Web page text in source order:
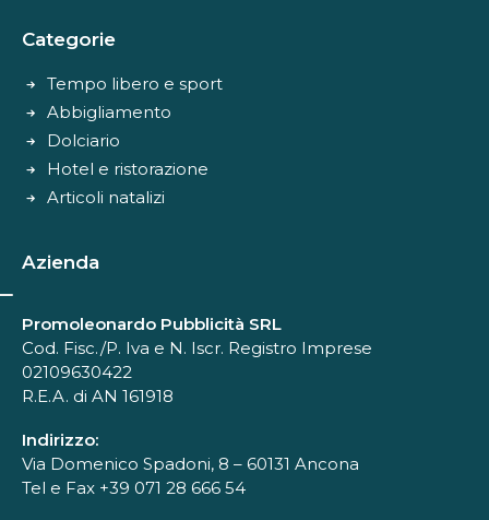
Categorie
Tempo libero e sport
Abbigliamento
Dolciario
Hotel e ristorazione
Articoli natalizi
Azienda
Promoleonardo Pubblicità SRL
Cod. Fisc./P. Iva e N. Iscr. Registro Imprese
02109630422
R.E.A. di AN 161918
Indirizzo:
Via Domenico Spadoni, 8 – 60131 Ancona
Tel e Fax +39 071 28 666 54